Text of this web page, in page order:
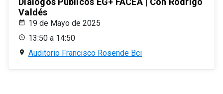
Valdés
19 de Mayo de 2025
13:50 a 14:50
Auditorio Francisco Rosende Bci